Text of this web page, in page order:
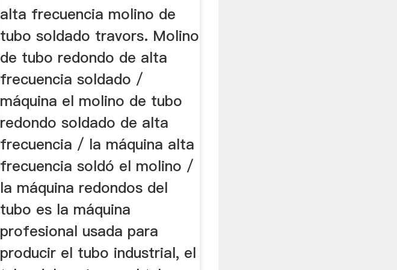
alta frecuencia molino de
tubo soldado travors. Molino
de tubo redondo de alta
frecuencia soldado /
máquina el molino de tubo
redondo soldado de alta
frecuencia / la máquina alta
frecuencia soldó el molino /
la máquina redondos del
tubo es la máquina
profesional usada para
producir el tubo industrial, el